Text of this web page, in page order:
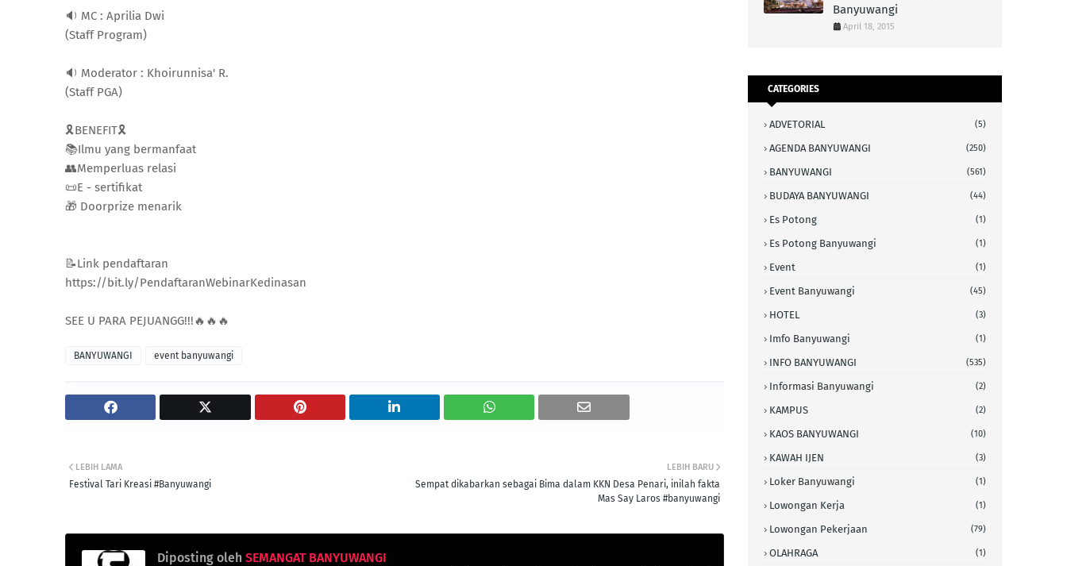
🔉 MC : Aprilia Dwi
(Staff Program)
🔉 Moderator : Khoirunnisa' R.
(Staff PGA)
🎗BENEFIT🎗
📚Ilmu yang bermanfaat
👥Memperluas relasi
📜E - sertifikat
🎁 Doorprize menarik
📝Link pendaftaran
https://bit.ly/PendaftaranWebinarKedinasan
SEE U PARA PEJUANGG!!!🔥🔥🔥
BANYUWANGI event banyuwangi
LEBIH BARU
Sempat dikabarkan sebagai Bima dalam KKN Desa Penari, inilah fakta
Mas Say Laros #banyuwangi
LEBIH LAMA
Festival Tari Kreasi #Banyuwangi
Diposting oleh SEMANGAT BANYUWANGI
Banyuwangi
April 18, 2015
CATEGORIES
ADVETORIAL (5)
AGENDA BANYUWANGI (250)
BANYUWANGI (561)
BUDAYA BANYUWANGI (44)
Es Potong (1)
Es Potong Banyuwangi (1)
Event (1)
Event Banyuwangi (45)
HOTEL (3)
Imfo Banyuwangi (1)
INFO BANYUWANGI (535)
Informasi Banyuwangi (2)
KAMPUS (2)
KAOS BANYUWANGI (10)
KAWAH IJEN (3)
Loker Banyuwangi (1)
Lowongan Kerja (1)
Lowongan Pekerjaan (79)
OLAHRAGA (1)